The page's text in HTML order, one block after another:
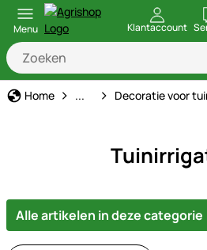
Menu Klantaccount
Home Stal & Erf
... Decoratie voor
Alle artikelen in deze categorie